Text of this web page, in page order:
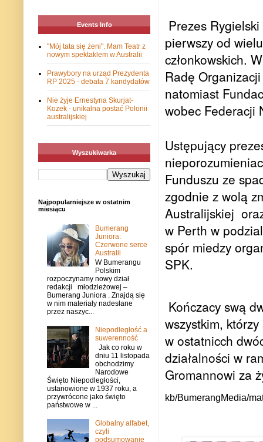
Prezes
pierwszy od
członkowskich.
Radę
natomiast
wobec Federacji
Ustępujący
Funduszu ze
zgodnie z wolą
Australijskiej
w Perth w
spór miedzy
SPK.
Kończacy swą
wszystkim,
w ostatnicch
działalności w
Gromannowi za
kb/BumerangMedia/
Events Info
"Mój tata się żeni". Mam Teatr z
nowym spektaklem w Australii
Prawybory na urząd Prezydenta
RP 2025 - debata 7 kandydatów
Nie żyje Ernestyna Skurjat-
Kozek - unikalna postać Polonii
australijskiej
Wyszukiwarka
Najpopularniejsze w ostatnim
miesiącu
Bumerang
Juniora:
Czerwone serce
Australii
W Bumerangu
Polskim
rozpoczynamy nowy dział
redakcji młodzieżowej –
Bumerang Juniora . Znajdą się
w nim materiały nadesłane
przez naszyc...
Niepodległość a
suwerenność
Jak co roku w
dniu 11 listopada
obchodzimy
Narodowe
Święto Niepodległości,
ustanowione w 1937 roku, a
przywrócone jako święto
państwowe w ...
Globalny alfabet,
czyli
podsumowanie